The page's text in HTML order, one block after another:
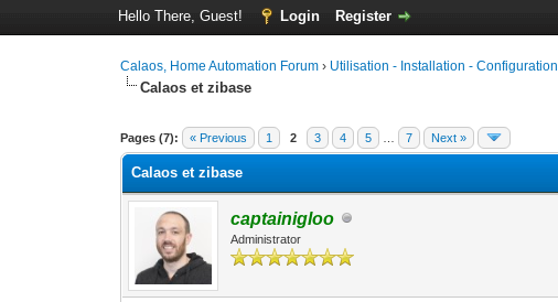
Hello There, Guest! Login Register
Calaos, Home Automation Forum › Utilisation - Installation - Configuration
Calaos et zibase
Pages (7): « Previous 1 2 3 4 5 7 Next »
0 Vote(s) - 0 Average
1
2
3
4
5
Calaos et zibase
captainigloo
Administrator